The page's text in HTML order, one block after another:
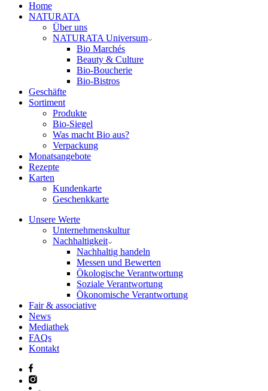
Home
NATURATA
Über uns
NATURATA Universum
Bio Marchés
Beauty & Culture
Bio-Boucherie
Bio-Bistros
Geschäfte
Sortiment
Produkte
Bio-Siegel
Was macht Bio aus?
Verpackung
Monatsangebote
Rezepte
Karten
Kundenkarte
Geschenkkarte
Unsere Werte
Unternehmenskultur
Nachhaltigkeit
Nachhaltig handeln
Messen und Bewerten
Ökologische Verantwortung
Soziale Verantwortung
Ökonomische Verantwortung
Fair & associative
News
Mediathek
FAQs
Kontakt